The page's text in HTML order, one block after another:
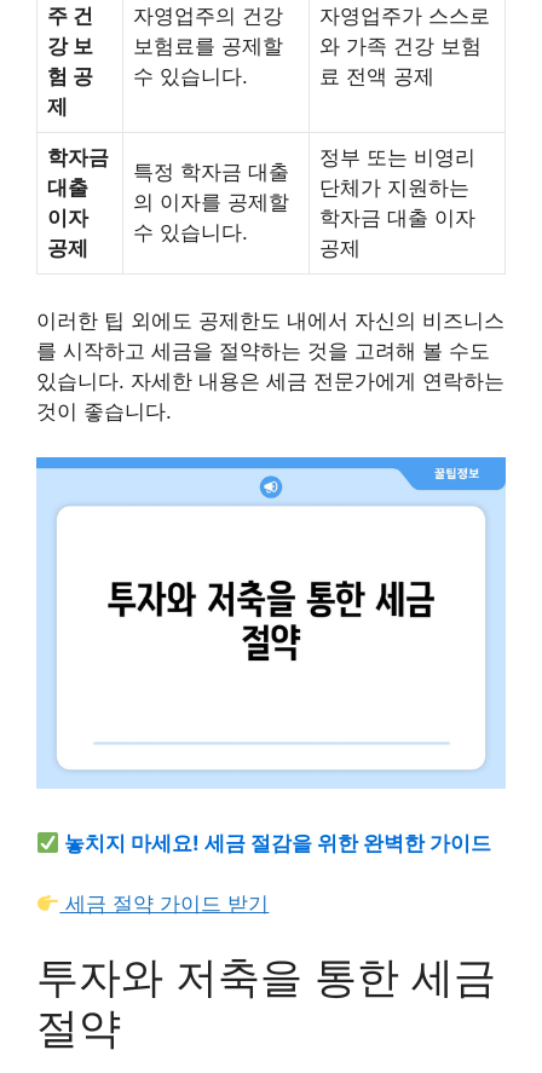
주 건
강 보
험 공
제
자영업주의 건강
보험료를 공제할
수 있습니다.
자영업주가 스스로
와 가족 건강 보험
료 전액 공제
학자금
대출
이자
공제
특정 학자금 대출
의 이자를 공제할
수 있습니다.
정부 또는 비영리
단체가 지원하는
학자금 대출 이자
공제
이러한 팁 외에도 공제한도 내에서 자신의 비즈니스
를 시작하고 세금을 절약하는 것을 고려해 볼 수도
있습니다. 자세한 내용은 세금 전문가에게 연락하는
것이 좋습니다.
놓치지 마세요! 세금 절감을 위한 완벽한 가이드
세금 절약 가이드 받기
투자와 저축을 통한 세금
절약